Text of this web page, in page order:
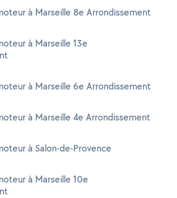
à Marseille 8e Arrondissement
à Marseille 13e
à Marseille 6e Arrondissement
à Marseille 4e Arrondissement
à Salon-de-Provence
à Marseille 10e